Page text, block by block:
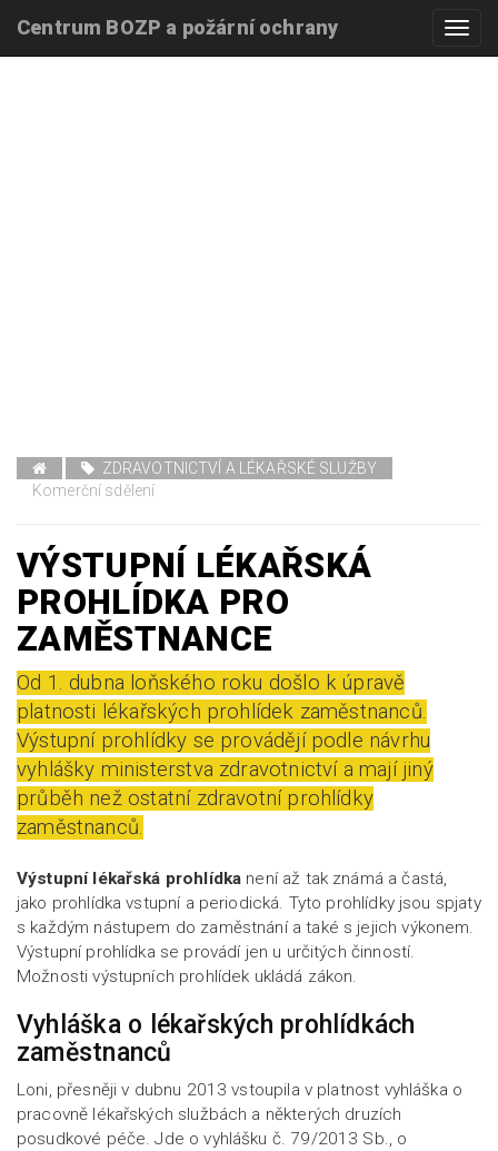
Centrum BOZP a požární ochrany
ZDRAVOTNICTVÍ A LÉKAŘSKÉ SLUŽBY
Komerční sdělení
VÝSTUPNÍ LÉKAŘSKÁ
PROHLÍDKA PRO
ZAMĚSTNANCE
Od 1. dubna loňského roku došlo k úpravě
platnosti lékařských prohlídek zaměstnanců.
Výstupní prohlídky se provádějí podle návrhu
vyhlášky ministerstva zdravotnictví a mají jiný
průběh než ostatní zdravotní prohlídky
zaměstnanců.
Výstupní lékařská prohlídka není až tak známá a častá,
jako prohlídka vstupní a periodická. Tyto prohlídky jsou spjaty
s každým nástupem do zaměstnání a také s jejich výkonem.
Výstupní prohlídka se provádí jen u určitých činností.
Možnosti výstupních prohlídek ukládá zákon.
Vyhláška o lékařských prohlídkách
zaměstnanců
Loni, přesněji v dubnu 2013 vstoupila v platnost vyhláška o
pracovně lékařských službách a některých druzích
posudkové péče. Jde o vyhlášku č. 79/2013 Sb., o